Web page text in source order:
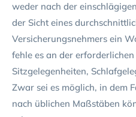
weder nach der
der Sicht eines
Versicherungsnehmers ein
fehle es an der
Sitzgelegenheiten,
Zwar sei es möglich, in dem
nach üblichen Maßstäben